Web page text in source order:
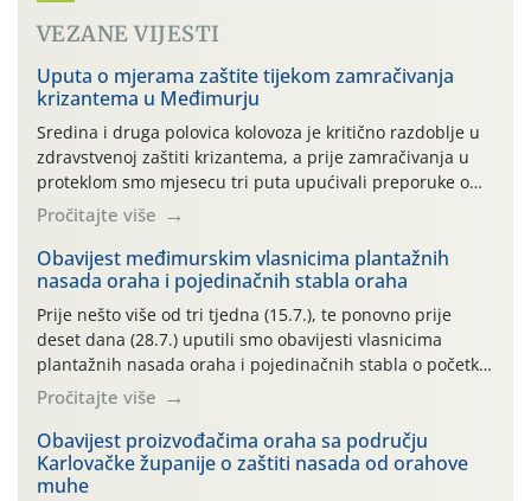
VEZANE VIJESTI
Uputa o mjerama zaštite tijekom zamračivanja
krizantema u Međimurju
Sredina i druga polovica kolovoza je kritično razdoblje u
zdravstvenoj zaštiti krizantema, a prije zamračivanja u
proteklom smo mjesecu tri puta upućivali preporuke o
preventivnim mjerama zaštite krizantema od najčešćih
uzročnika bolesti, štetnika i fito-fagnih grinja (23.7., 14.7.,
06.7.)! Na početku ovog mjeseca je zabilježeno je
povijesno i ekstremno vruće meteorološko razdoblje, uz
najviše temperature […]
Pročitajte više
Obavijest međimurskim vlasnicima plantažnih
nasada oraha i pojedinačnih stabla oraha
Prije nešto više od tri tjedna (15.7.), te ponovno prije
deset dana (28.7.) uputili smo obavijesti vlasnicima
plantažnih nasada oraha i pojedinačnih stabla o početku
leta i ovogodišnjoj potrebi usmjerenog suzbijanja
orahove muhe (Rhagoletis completa)! Već dvanaest dana
traje drugi ovogodišnji “toplinski udar”, koji naročito
izražen zadnja šest dana (31.7.-05.8.), jer najviše
temperature zraka svakodnevno […]
Pročitajte više
Obavijest proizvođačima oraha sa području
Karlovačke županije o zaštiti nasada od orahove
muhe